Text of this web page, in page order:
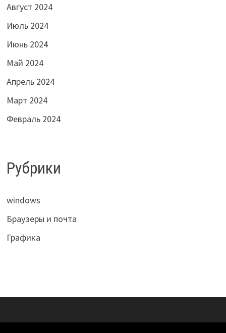
Август 2024
Июль 2024
Июнь 2024
Май 2024
Апрель 2024
Март 2024
Февраль 2024
Рубрики
windows
Браузеры и почта
Графика